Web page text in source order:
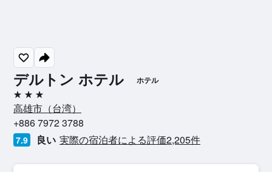
デルトン ホテル ホテル
3つ星
高雄市​（台湾​）​
+886 7972 3788
7.9 良い 実際の宿泊者による評価2,205​件